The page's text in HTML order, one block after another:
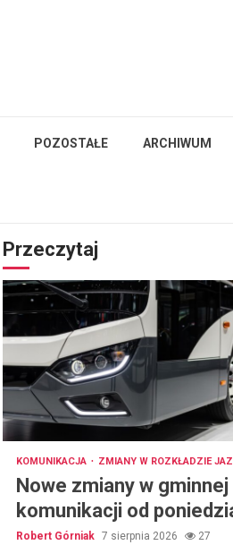
POZOSTAŁE ARCHIWUM
Przeczytaj
KOMUNIKACJA ZMIANY W ROZKŁADZIE
Nowe zmiany w gminnej
komunikacji od
Robert Górniak 7 sierpnia 2026 27